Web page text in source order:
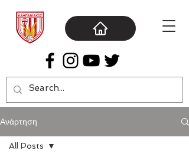
Ανάρτηση
All Posts